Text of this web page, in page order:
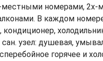
местными номерами, 2х-
В каждом
кондиционер,
узел: душевая,
горячее и